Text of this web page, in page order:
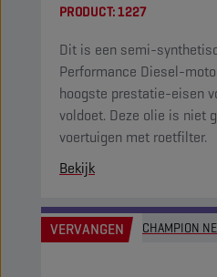
PRODUCT:1227
Dit is een semi-
Performance Diesel-
hoogste prestatie-eisen
voldoet. Deze olie is niet
voertuigen met roetfilter.
Bekijk
VERVANGEN CHAMPION